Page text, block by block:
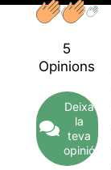
5
Opinions
Deixa
la
teva
opinió